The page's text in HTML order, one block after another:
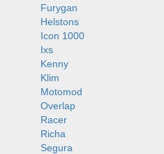
Furygan
Helstons
Icon 1000
Ixs
Kenny
Klim
Motomod
Overlap
Racer
Richa
Segura